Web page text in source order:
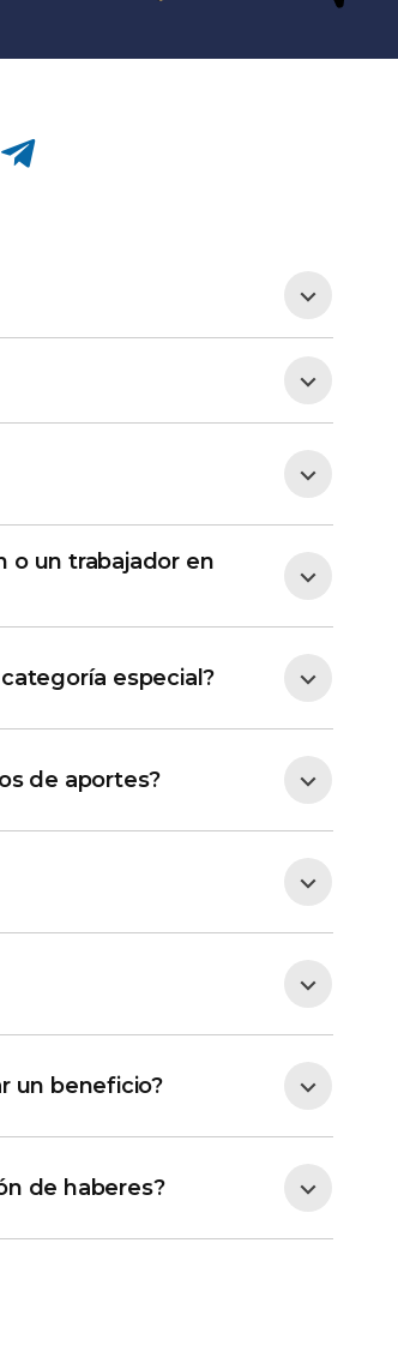
Compartir en Telegram
o un trabajador en
especial?
de aportes?
un beneficio?
de haberes?